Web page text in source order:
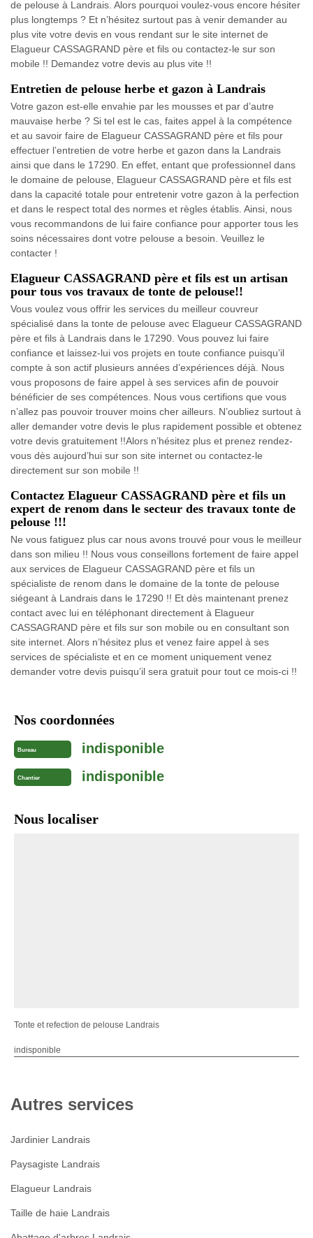
de pelouse à Landrais. Alors pourquoi voulez-vous encore hésiter
plus longtemps ? Et n’hésitez surtout pas à venir demander au
plus vite votre devis en vous rendant sur le site internet de
Elagueur CASSAGRAND père et fils ou contactez-le sur son
mobile !! Demandez votre devis au plus vite !!
Entretien de pelouse herbe et gazon à Landrais
Votre gazon est-elle envahie par les mousses et par d’autre
mauvaise herbe ? Si tel est le cas, faites appel à la compétence
et au savoir faire de Elagueur CASSAGRAND père et fils pour
effectuer l’entretien de votre herbe et gazon dans la Landrais
ainsi que dans le 17290. En effet, entant que professionnel dans
le domaine de pelouse, Elagueur CASSAGRAND père et fils est
dans la capacité totale pour entretenir votre gazon à la perfection
et dans le respect total des normes et règles établis. Ainsi, nous
vous recommandons de lui faire confiance pour apporter tous les
soins nécessaires dont votre pelouse a besoin. Veuillez le
contacter !
Elagueur CASSAGRAND père et fils est un artisan
pour tous vos travaux de tonte de pelouse!!
Vous voulez vous offrir les services du meilleur couvreur
spécialisé dans la tonte de pelouse avec Elagueur CASSAGRAND
père et fils à Landrais dans le 17290. Vous pouvez lui faire
confiance et laissez-lui vos projets en toute confiance puisqu’il
compte à son actif plusieurs années d’expériences déjà. Nous
vous proposons de faire appel à ses services afin de pouvoir
bénéficier de ses compétences. Nous vous certifions que vous
n’allez pas pouvoir trouver moins cher ailleurs. N’oubliez surtout à
aller demander votre devis le plus rapidement possible et obtenez
votre devis gratuitement !!Alors n’hésitez plus et prenez rendez-
vous dès aujourd’hui sur son site internet ou contactez-le
directement sur son mobile !!
Contactez Elagueur CASSAGRAND père et fils un
expert de renom dans le secteur des travaux tonte de
pelouse !!!
Ne vous fatiguez plus car nous avons trouvé pour vous le meilleur
dans son milieu !! Nous vous conseillons fortement de faire appel
aux services de Elagueur CASSAGRAND père et fils un
spécialiste de renom dans le domaine de la tonte de pelouse
siégeant à Landrais dans le 17290 !! Et dès maintenant prenez
contact avec lui en téléphonant directement à Elagueur
CASSAGRAND père et fils sur son mobile ou en consultant son
site internet. Alors n’hésitez plus et venez faire appel à ses
services de spécialiste et en ce moment uniquement venez
demander votre devis puisqu’il sera gratuit pour tout ce mois-ci !!
Nos coordonnées
Bureau indisponible
Chantier indisponible
Nous localiser
Tonte et refection de pelouse Landrais
indisponible
Autres services
Jardinier Landrais
Paysagiste Landrais
Elagueur Landrais
Taille de haie Landrais